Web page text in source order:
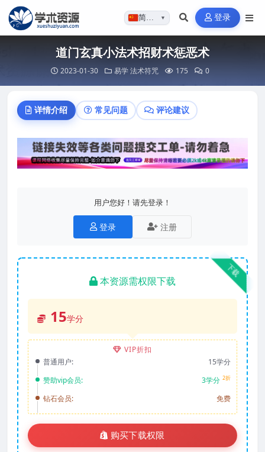
简体…▼ 登录
道门玄真小法术招财术惩恶术
2023-01-30 易学法术符咒 175 0
详情介绍 常见问题 评论建议
用户您好！请先登录！
登录 注册
下载
本资源需权限下载
15学分
VIP折扣
普通用户:
15学分
赞助vip会员:
3学分 2折
钻石会员: 免费
购买下载权限